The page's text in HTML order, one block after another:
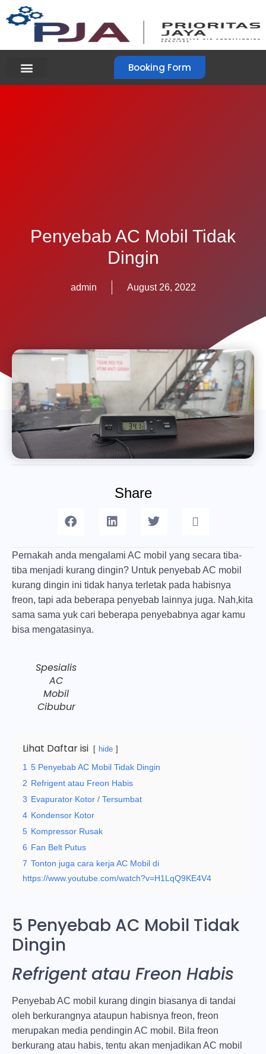
Booking Form
Penyebab AC Mobil Tidak
Dingin
admin August 26, 2022
Share
Pernakah anda mengalami AC mobil yang secara tiba-
tiba menjadi kurang dingin? Untuk penyebab AC mobil
kurang dingin ini tidak hanya terletak pada habisnya
freon, tapi ada beberapa penyebab lainnya juga. Nah,kita
sama sama yuk cari beberapa penyebabnya agar kamu
bisa mengatasinya.
Spesialis
AC
Mobil
Cibubur
Lihat Daftar isi hide
1 5 Penyebab AC Mobil Tidak Dingin
2 Refrigent atau Freon Habis
3 Evapurator Kotor / Tersumbat
4 Kondensor Kotor
5 Kompressor Rusak
6 Fan Belt Putus
7 Tonton juga cara kerja AC Mobil di
https://www.youtube.com/watch?v=H1LqQ9KE4V4
5 Penyebab AC Mobil Tidak
Dingin
Refrigent atau Freon Habis
Penyebab AC mobil kurang dingin biasanya di tandai
oleh berkurangnya ataupun habisnya freon, freon
merupakan media pendingin AC mobil. Bila freon
berkurang atau habis, tentu akan menjadikan AC mobil